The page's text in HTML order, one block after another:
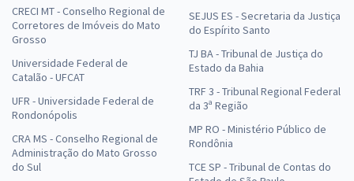
CRECI MT - Conselho Regional de
Corretores de Imóveis do Mato
Grosso
Universidade Federal de
Catalão - UFCAT
UFR - Universidade Federal de
Rondonópolis
CRA MS - Conselho Regional de
Administração do Mato Grosso
do Sul
SEJUS ES - Secretaria da Justiça
do Espírito Santo
TJ BA - Tribunal de Justiça do
Estado da Bahia
TRF 3 - Tribunal Regional Federal
da 3ª Região
MP RO - Ministério Público de
Rondônia
TCE SP - Tribunal de Contas do